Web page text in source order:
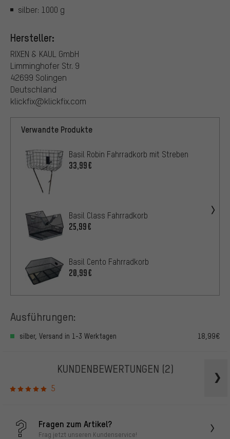
silber: 1000 g
Hersteller:
RIXEN & KAUL GmbH
Limminghofer Str. 9
42699 Solingen
Deutschland
klickfix@klickfix.com
Verwandte Produkte
Basil Robin Fahrradkorb mit Streben
33,99€
Basil Class Fahrradkorb
25,99€
Basil Cento Fahrradkorb
20,99€
Ausführungen:
silber, Versand in 1-3 Werktagen 18,99€
KUNDENBEWERTUNGEN (2)
5
Fragen zum Artikel?
Frag jetzt unseren Kundenservice!